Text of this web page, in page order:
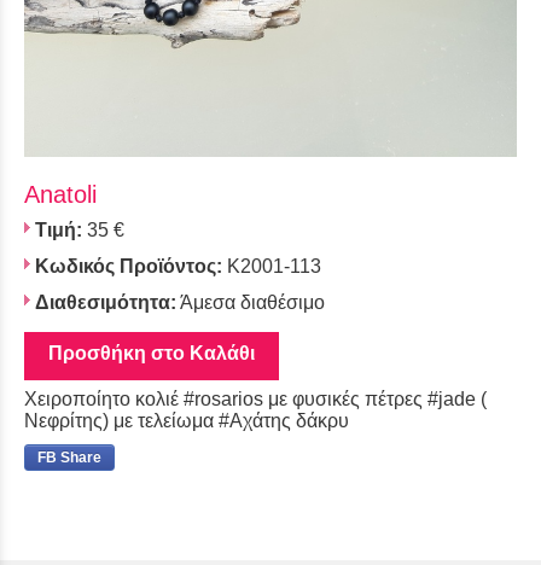
Anatoli
Τιμή: 35 €
Κωδικός Προϊόντος: K2001-113
Διαθεσιμότητα: Άμεσα διαθέσιμο
Προσθήκη στο Καλάθι
Χειροποίητο κολιέ #rosarios με φυσικές πέτρες #jade (
Νεφρίτης) με τελείωμα #Αχάτης δάκρυ
FB Share